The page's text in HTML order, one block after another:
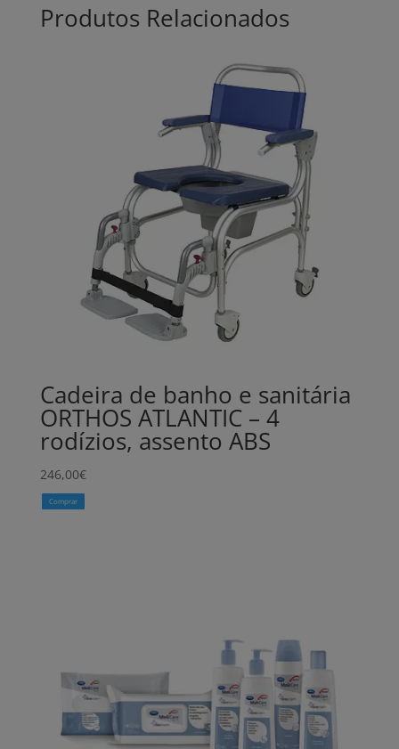
Produtos Relacionados
Cadeira de banho e sanitária
ORTHOS ATLANTIC – 4
rodízios, assento ABS
246,00€
Comprar